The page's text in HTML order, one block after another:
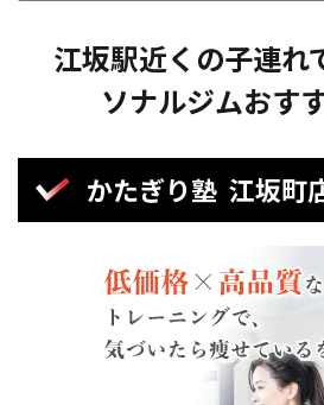
江坂駅近くの子連れ
ソナルジムおす
かたぎり塾 江坂町